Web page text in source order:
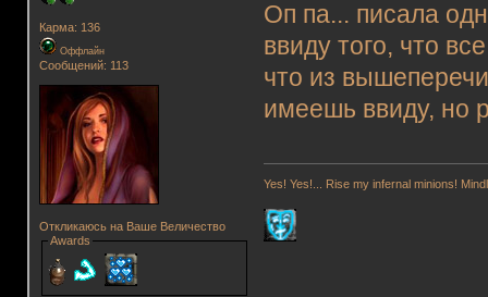
Карма: 136
Оффлайн
Сообщений: 113
Откликаюсь на Ваше Величество
Awards
Оп па... писала
ввиду того, что
что из
имеешь ввиду, но
Yes! Yes!... Rise my infernal minions!